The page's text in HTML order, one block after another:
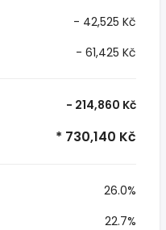
- 42,525 Kč
- 61,425 Kč
- 214,860 Kč
* 730,140 Kč
26.0%
22.7%